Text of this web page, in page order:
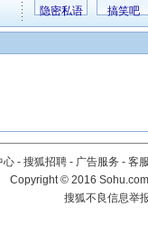
隐密私语 搞笑吧
心 - 搜狐招聘 - 广告服务 - 客
Copyright©2016
搜狐不良信息举